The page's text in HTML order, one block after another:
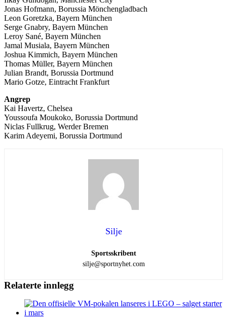
Jonas Hofmann, Borussia Mönchengladbach
Leon Goretzka, Bayern München
Serge Gnabry, Bayern München
Leroy Sané, Bayern München
Jamal Musiala, Bayern München
Joshua Kimmich, Bayern München
Thomas Müller, Bayern München
Julian Brandt, Borussia Dortmund
Mario Gotze, Eintracht Frankfurt
Angrep
Kai Havertz, Chelsea
Youssoufa Moukoko, Borussia Dortmund
Niclas Fullkrug, Werder Bremen
Karim Adeyemi, Borussia Dortmund
Silje
Sportsskribent
silje@sportnyhet.com
Relaterte innlegg